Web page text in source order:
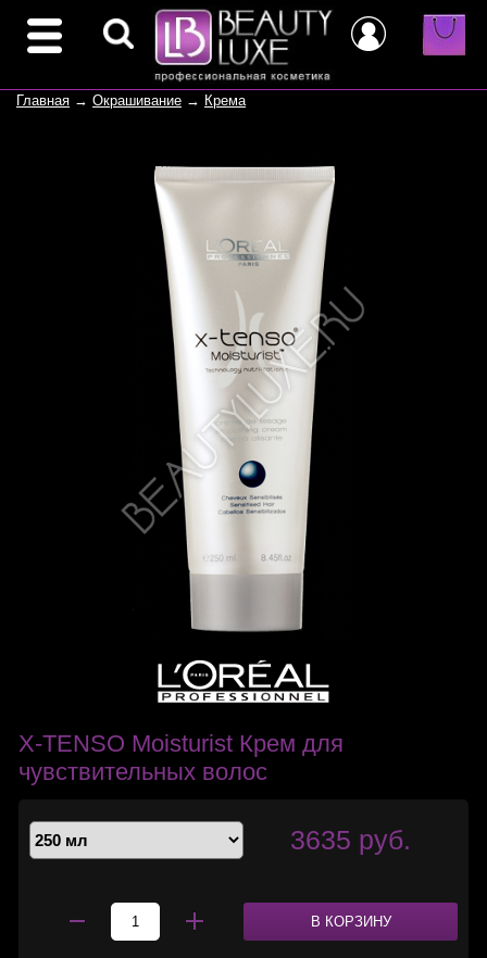
Главная → Окрашивание → Крема
X-TENSO Moisturist Крем для
чувствительных волос
3635 руб.
В КОРЗИНУ